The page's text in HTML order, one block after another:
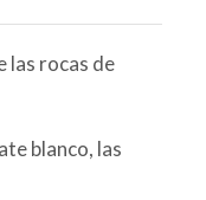
las rocas de
blanco, las